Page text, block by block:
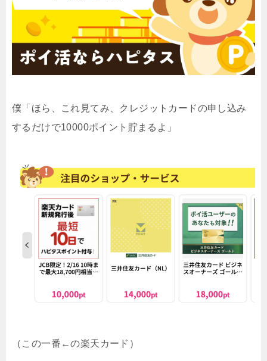
僕「ほら、これ見てみ、クレジットカードの申し込み
するだけで10000ポイント貯まるよ」
（この一番←の楽天カード）